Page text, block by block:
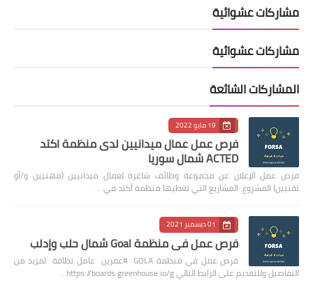
مشاركات عشوائية
مشاركات عشوائية
المشاركات الشائعة
19 مايو 2022
فرص عمل عمال ميدانيين لدى منظمة اكتد
ACTED شمال سوريا
فرص عمل الإعلان عن مجموعة وظائف شاغرة لعمال ميدانيين (مهنيين و/أو
تقنيين) المشروع: المشاريع التي تغطيها منظمة أكتد في …
01 ديسمبر 2021
فرص عمل في منظمة Goal شمال حلب وإدلب
فرص عمل في منظمة GOLA #عفرين عامل نظافة لمزيد من
التفاصيل وللتقديم على الرابط التالي https://boards.greenhouse.io/g…